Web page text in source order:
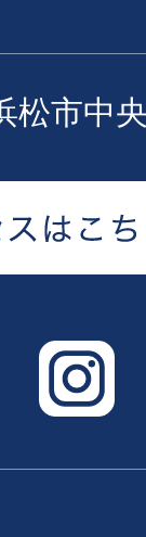
松市中